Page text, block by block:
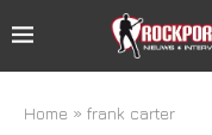
Home » frank carter